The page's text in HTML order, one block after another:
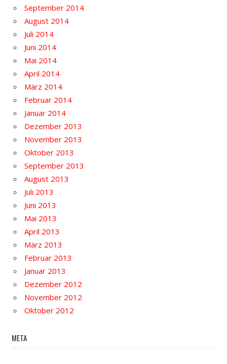
September 2014
August 2014
Juli 2014
Juni 2014
Mai 2014
April 2014
März 2014
Februar 2014
Januar 2014
Dezember 2013
November 2013
Oktober 2013
September 2013
August 2013
Juli 2013
Juni 2013
Mai 2013
April 2013
März 2013
Februar 2013
Januar 2013
Dezember 2012
November 2012
Oktober 2012
META